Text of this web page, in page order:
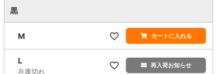
黒
M カートに入れる
L
在庫切れ
再入荷お知らせ